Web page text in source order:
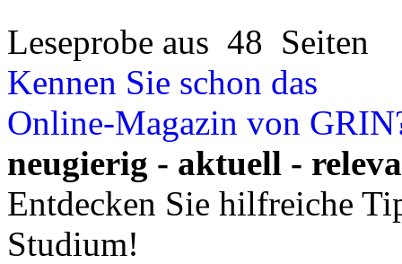
Leseprobe aus 48 Seiten
Kennen Sie schon das
Online-Magazin von
neugierig - aktuell -
Entdecken Sie hilfreiche
Studium!